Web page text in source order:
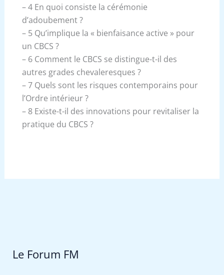
– 4 En quoi consiste la cérémonie
d’adoubement ?
– 5 Qu’implique la « bienfaisance active » pour
un CBCS ?
– 6 Comment le CBCS se distingue-t-il des
autres grades chevaleresques ?
– 7 Quels sont les risques contemporains pour
l’Ordre intérieur ?
– 8 Existe-t-il des innovations pour revitaliser la
pratique du CBCS ?
Le Forum FM